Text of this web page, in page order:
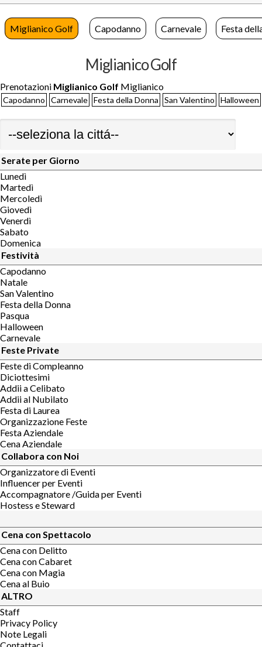
Miglianico Golf Capodanno Carnevale Festa
Miglianico Golf
Prenotazioni Miglianico Golf Miglianico
Capodanno Carnevale Festa della Donna San Valentino Halloween
Serate per Giorno
Lunedì
Martedì
Mercoledì
Giovedì
Venerdì
Sabato
Domenica
Festività
Capodanno
Natale
San Valentino
Festa della Donna
Pasqua
Halloween
Carnevale
Feste Private
Feste di Compleanno
Diciottesimi
Addii a Celibato
Addii al Nubilato
Festa di Laurea
Organizzazione Feste
Festa Aziendale
Cena Aziendale
Collabora con Noi
Organizzatore di Eventi
Influencer per Eventi
Accompagnatore /Guida per Eventi
Hostess e Steward
Cena con Spettacolo
Cena con Delitto
Cena con Cabaret
Cena con Magia
Cena al Buio
ALTRO
Staff
Privacy Policy
Note Legali
Contattaci